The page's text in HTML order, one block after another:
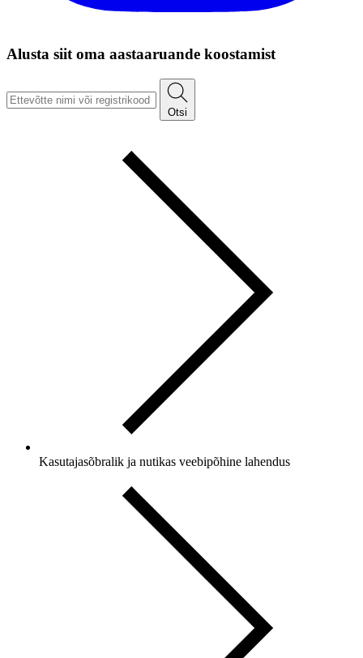
Alusta siit oma aastaaruande koostamist
Otsi
Kasutajasõbralik ja nutikas veebipõhine lahendus